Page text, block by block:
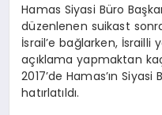
Hamas Siyasi Büro
düzenlenen suikast
İsrail’e bağlarken, İsrailli
açıklama yapmaktan
2017’de Hamas’ın
hatırlatıldı.